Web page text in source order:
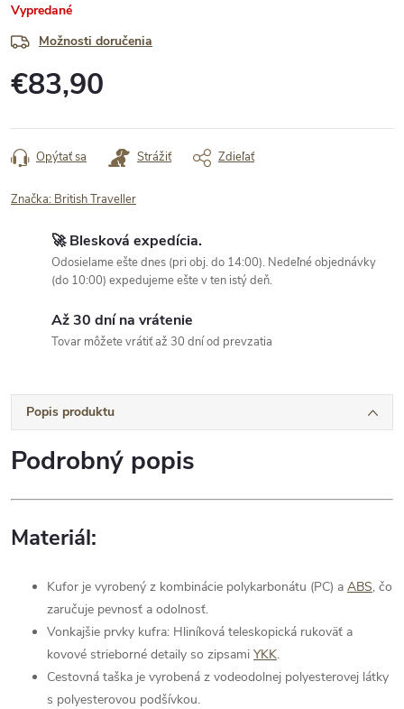
Vypredané
Možnosti doručenia
€83,90
cena:
Opýtať sa Strážiť Zdieľať
Značka: British Traveller
🚀 Blesková expedícia.
Odosielame ešte dnes (pri obj. do 14:00). Nedeľné objednávky
(do 10:00) expedujeme ešte v ten istý deň.
Až 30 dní na vrátenie
Tovar môžete vrátiť až 30 dní od prevzatia
Popis produktu
Podrobný popis
Materiál:
Kufor je vyrobený z kombinácie polykarbonátu (PC) a ABS, čo
zaručuje pevnosť a odolnosť.
Vonkajšie prvky kufra: Hliníková teleskopická rukoväť a
kovové strieborné detaily so zipsami YKK.
Cestovná taška je vyrobená z vodeodolnej polyesterovej látky
s polyesterovou podšívkou.